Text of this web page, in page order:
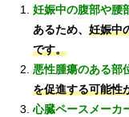
妊娠中の腹部や腰
あるため、 妊娠中
です。
悪性腫瘍のある部
を促進する可能性
心臓ペースメーカ